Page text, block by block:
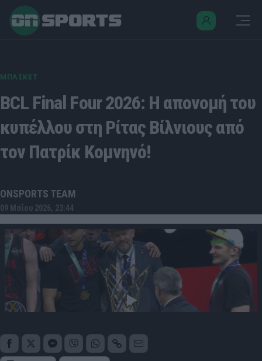
ΜΠΑΣΚΕΤ
BCL Final Four 2026: Η απονομή του
κυπέλλου στη Ρίτας Βίλνιους από
τον Πατρίκ Κομνηνό!
ONSPORTS TEAM
09 Μαΐου 2026, 23:44